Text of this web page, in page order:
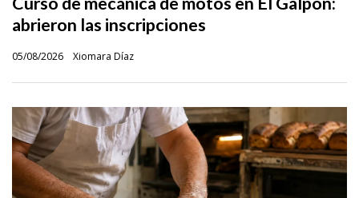
abrieron las inscripciones
Xiomara Díaz
05/08/2026